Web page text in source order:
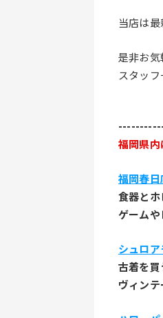
当店は
是非お気
スタッ
福岡県内
福岡春日
食器とホ
ゲームや
シュロ
古着を買
ヴィン